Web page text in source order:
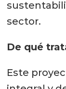
sector.
De qué
Este